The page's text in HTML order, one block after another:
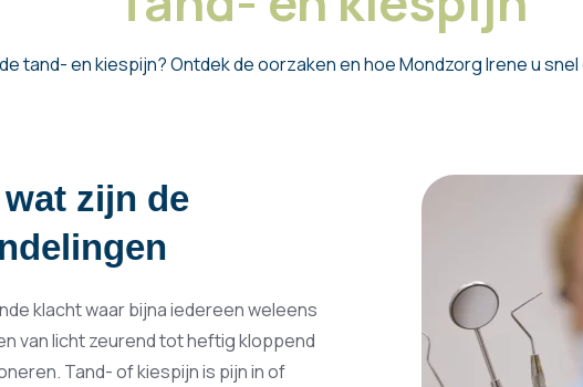
tand- en kiespijn? Ontdek de oorzaken en hoe Mondzorg Irene u
zijn de
klacht waar bijna iedereen weleens
van licht zeurend tot heftig kloppend
Tand- of kiespijn is pijn in of